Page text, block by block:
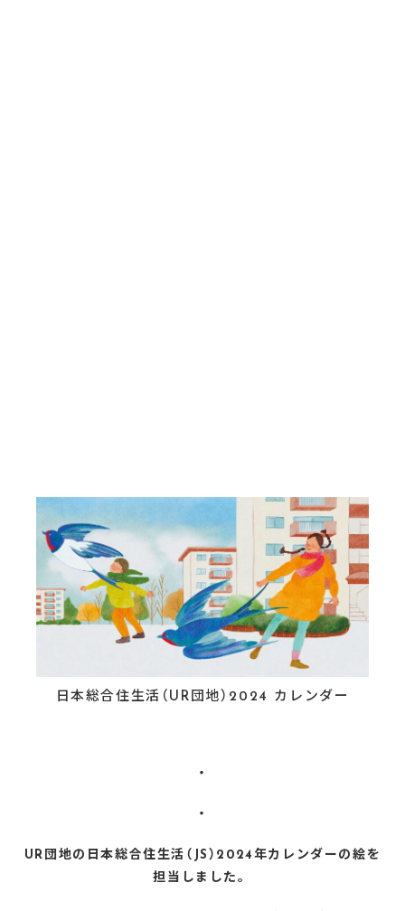
日本総合住生活（UR団地）2024 カレンダー
・
・
UR団地の日本総合住生活（JS）2024年カレンダーの絵を
担当しました。